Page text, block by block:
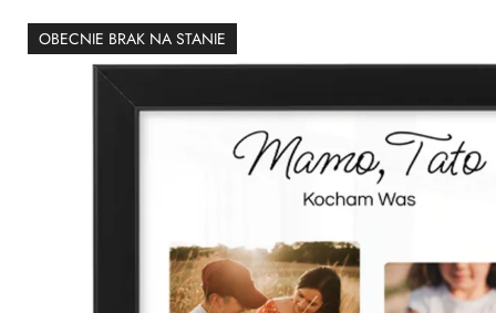
OBECNIE BRAK NA STANIE